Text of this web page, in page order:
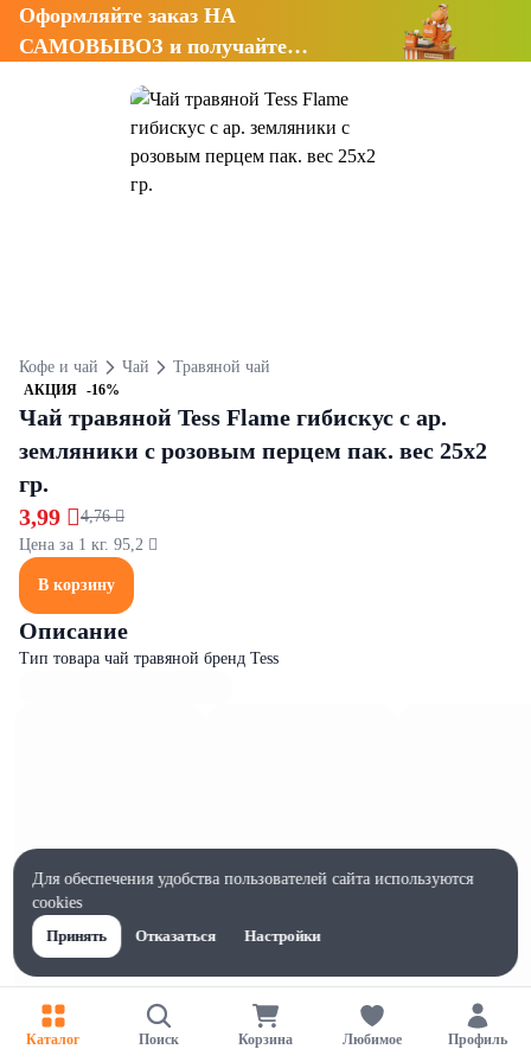
Оформляйте заказ НА
САМОВЫВОЗ и получайте
Кофе и чай Чай Травяной чай
АКЦИЯ -16%
Чай травяной Tess Flame гибискус с ар.
земляники с розовым перцем пак. вес 25х2
гр.
3,99 4,76 
Цена за 1 кг. 95,2 
В корзину
Описание
Тип товара чай травяной бренд Tess
Каталог Поиск Корзина Любимое Профиль
Для обеспечения удобства пользователей сайта используются
cookies
Принять
Отказаться Настройки